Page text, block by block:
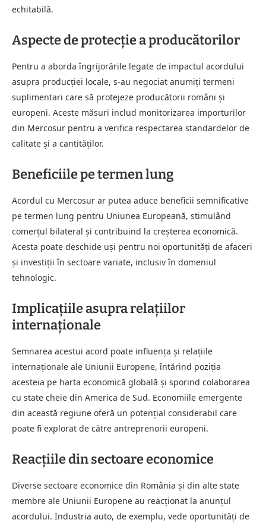
echitabilă.
Aspecte de protecție a producătorilor
Pentru a aborda îngrijorările legate de impactul acordului
asupra producției locale, s-au negociat anumiți termeni
suplimentari care să protejeze producătorii români și
europeni. Aceste măsuri includ monitorizarea importurilor
din Mercosur pentru a verifica respectarea standardelor de
calitate și a cantităților.
Beneficiile pe termen lung
Acordul cu Mercosur ar putea aduce beneficii semnificative
pe termen lung pentru Uniunea Europeană, stimulând
comerțul bilateral și contribuind la creșterea economică.
Acesta poate deschide uși pentru noi oportunități de afaceri
și investiții în sectoare variate, inclusiv în domeniul
tehnologic.
Implicațiile asupra relațiilor
internaționale
Semnarea acestui acord poate influența și relațiile
internaționale ale Uniunii Europene, întărind poziția
acesteia pe harta economică globală și sporind colaborarea
cu state cheie din America de Sud. Economiile emergente
din această regiune oferă un potențial considerabil care
poate fi explorat de către antreprenorii europeni.
Reacțiile din sectoare economice
Diverse sectoare economice din România și din alte state
membre ale Uniunii Europene au reacționat la anunțul
acordului. Industria auto, de exemplu, vede oportunități de